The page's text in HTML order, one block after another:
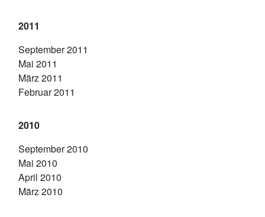
2011
September 2011
Mai 2011
März 2011
Februar 2011
2010
September 2010
Mai 2010
April 2010
März 2010